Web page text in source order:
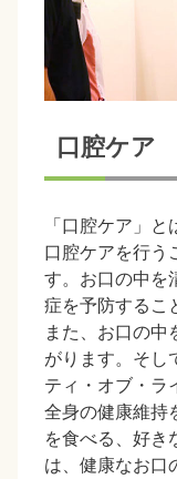
口腔ケア
「口腔ケア」
口腔ケアを行う
す。お口の中を
症を予防するこ
また、お口の
がります。そし
ティ・オブ・ラ
全身の健康維持
を食べる、好き
は、健康なお口